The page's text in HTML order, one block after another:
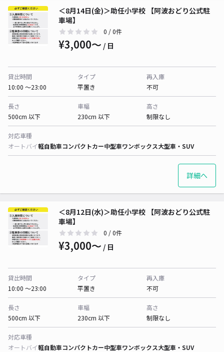
＜8月14日(金)＞助任小学校 【阿波おどり公式駐
車場】
0 / 0件
¥3,000〜 / 日
貸出時間
10:00 〜23:00
タイプ
平置き
再入庫
不可
長さ
500cm 以下
車幅
230cm 以下
高さ
制限なし
対応車種
オートバイ軽自動車コンパクトカー中型車ワンボックス大型車・SUV
詳細へ
＜8月12日(水)＞助任小学校 【阿波おどり公式駐
車場】
0 / 0件
¥3,000〜 / 日
貸出時間
10:00 〜23:00
タイプ
平置き
再入庫
不可
長さ
500cm 以下
車幅
230cm 以下
高さ
制限なし
対応車種
オートバイ軽自動車コンパクトカー中型車ワンボックス大型車・SUV